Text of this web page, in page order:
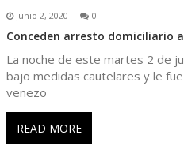
junio 2, 2020 0
Conceden arresto domiciliario
La noche de este martes 2 de
bajo medidas cautelares y le
venezo
READ MORE